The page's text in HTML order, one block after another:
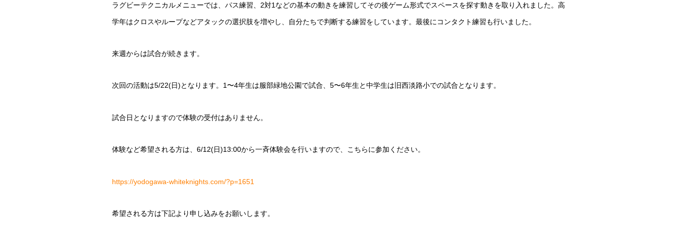
ラグビーテクニカルメニューでは、パス練習、2対1などの基本の動きを練習してその後ゲーム形式でスペースを探す動きを取り入れました。高
学年はクロスやループなどアタックの選択肢を増やし、自分たちで判断する練習をしています。最後にコンタクト練習も行いました。
来週からは試合が続きます。
次回の活動は5/22(日)となります。1〜4年生は服部緑地公園で試合、5〜6年生と中学生は旧西淡路小での試合となります。
試合日となりますので体験の受付はありません。
体験など希望される方は、6/12(日)13:00から一斉体験会を行いますので、こちらに参加ください。
https://yodogawa-whiteknights.com/?p=1651
希望される方は下記より申し込みをお願いします。